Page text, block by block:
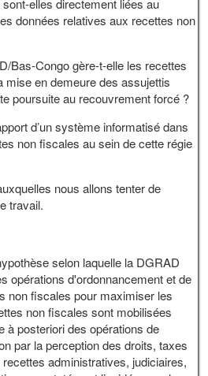
elles directement liées au
données relatives aux recettes non
Bas-Congo gère-t-elle les recettes
mise en demeure des assujettis
poursuite au recouvrement forcé ?
d’un système informatisé dans
non fiscales au sein de cette régie
nous allons tenter de
travail.
selon laquelle la DGRAD
opérations d'ordonnancement et de
non fiscales pour maximiser les
non fiscales sont mobilisées
à posteriori des opérations de
par la perception des droits, taxes
administratives, judiciaires,